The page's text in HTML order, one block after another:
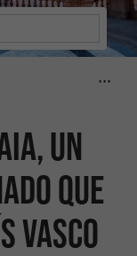
un
que
Vasco